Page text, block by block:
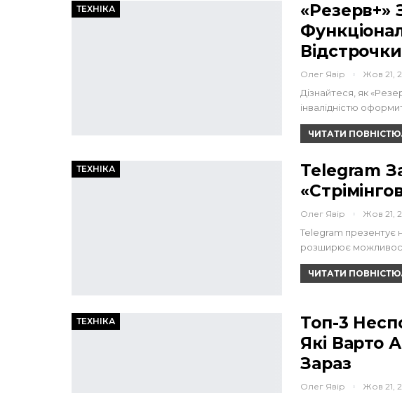
ТЕХНІКА
«Резерв+»
Відстрочки
Олег Явір Жов 21,
Дізнайтеся, як
інвалідністю
ЧИТАТИ
ТЕХНІКА
Telegram
Олег Явір Жов 21,
Telegram презентує
розширює
ЧИТАТИ
ТЕХНІКА
Топ-3
Які Варто
Зараз
Олег Явір Жов 21,